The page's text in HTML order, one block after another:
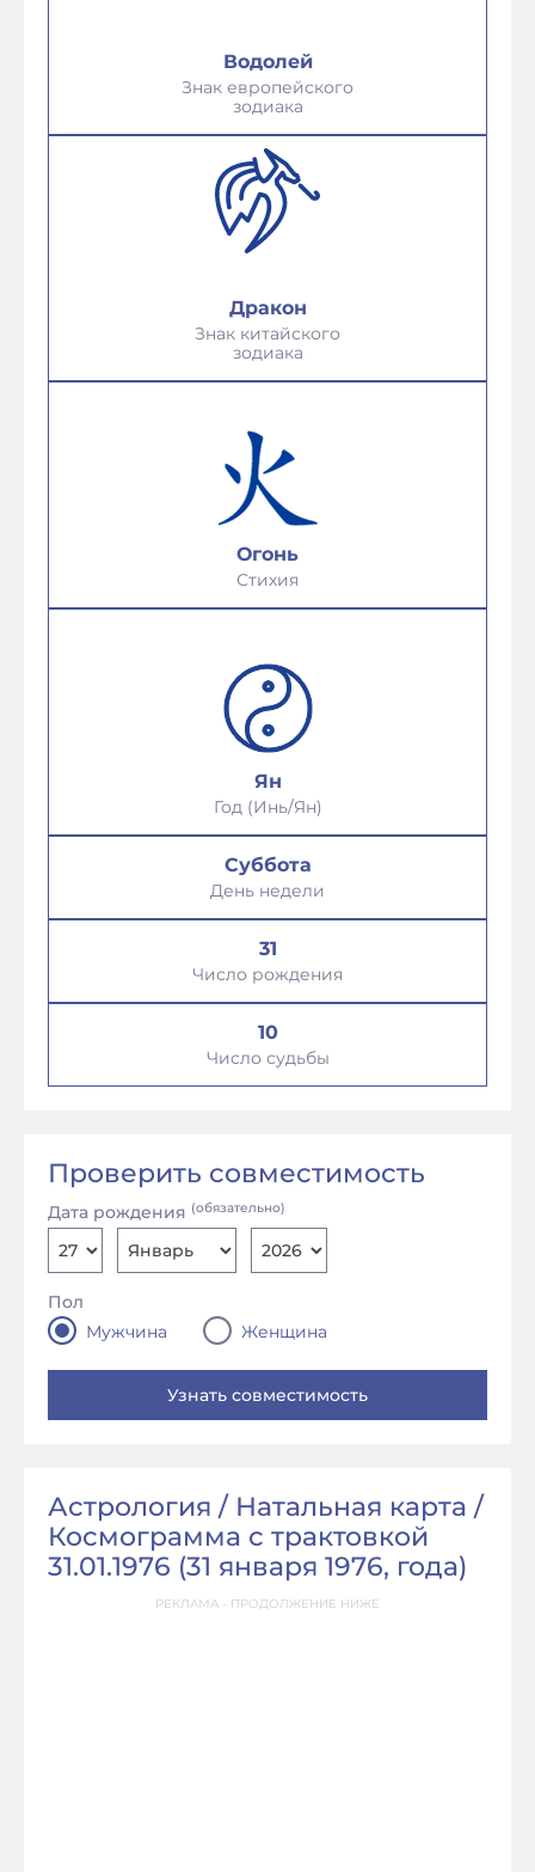
Водолей
Знак европейского
зодиака
Дракон
Знак китайского
зодиака
Огонь
Стихия
Ян
Год (Инь/Ян)
Суббота
День недели
31
Число рождения
10
Число судьбы
Проверить совместимость
Дата рождения (обязательно)
Пол
Мужчина
Женщина
Астрология / Натальная карта /
Космограмма с трактовкой
31.01.1976 (31 января 1976, года)
РЕКЛАМА - ПРОДОЛЖЕНИЕ НИЖЕ